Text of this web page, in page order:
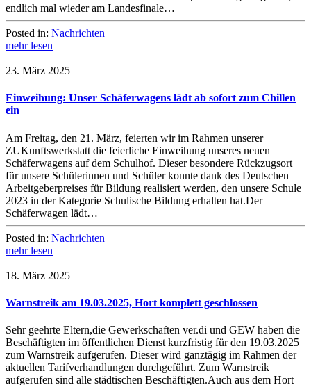
endlich mal wieder am Landesfinale…
Posted in: Nachrichten
mehr lesen
23. März 2025
Einweihung: Unser Schäferwagens lädt ab sofort zum Chillen
ein
Am Freitag, den 21. März, feierten wir im Rahmen unserer
ZUKunftswerkstatt die feierliche Einweihung unseres neuen
Schäferwagens auf dem Schulhof. Dieser besondere Rückzugsort
für unsere Schülerinnen und Schüler konnte dank des Deutschen
Arbeitgeberpreises für Bildung realisiert werden, den unsere Schule
2023 in der Kategorie Schulische Bildung erhalten hat.Der
Schäferwagen lädt…
Posted in: Nachrichten
mehr lesen
18. März 2025
Warnstreik am 19.03.2025, Hort komplett geschlossen
Sehr geehrte Eltern,die Gewerkschaften ver.di und GEW haben die
Beschäftigten im öffentlichen Dienst kurzfristig für den 19.03.2025
zum Warnstreik aufgerufen. Dieser wird ganztägig im Rahmen der
aktuellen Tarifverhandlungen durchgeführt. Zum Warnstreik
aufgerufen sind alle städtischen Beschäftigten.Auch aus dem Hort